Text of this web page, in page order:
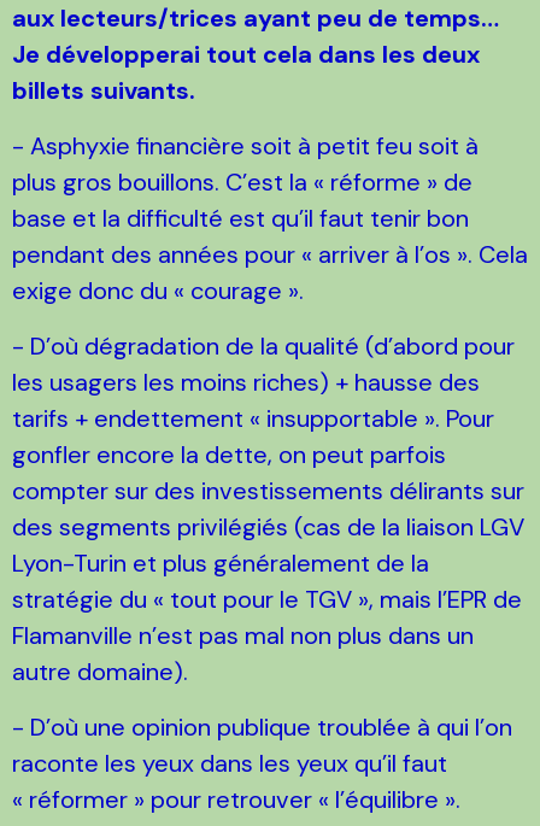
aux lecteurs/trices ayant peu de temps…
Je développerai tout cela dans les deux
billets suivants.
- Asphyxie financière soit à petit feu soit à
plus gros bouillons. C’est la « réforme » de
base et la difficulté est qu’il faut tenir bon
pendant des années pour « arriver à l’os ». Cela
exige donc du « courage ».
- D’où dégradation de la qualité (d’abord pour
les usagers les moins riches) + hausse des
tarifs + endettement « insupportable ». Pour
gonfler encore la dette, on peut parfois
compter sur des investissements délirants sur
des segments privilégiés (cas de la liaison LGV
Lyon-Turin et plus généralement de la
stratégie du « tout pour le TGV », mais l’EPR de
Flamanville n’est pas mal non plus dans un
autre domaine).
- D’où une opinion publique troublée à qui l’on
raconte les yeux dans les yeux qu’il faut
« réformer » pour retrouver « l’équilibre ».